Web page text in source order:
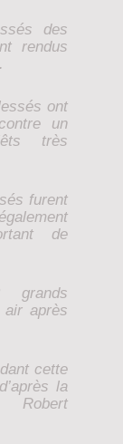
des
rendus
ont
un
très
furent
de
grands
air après
cette
la